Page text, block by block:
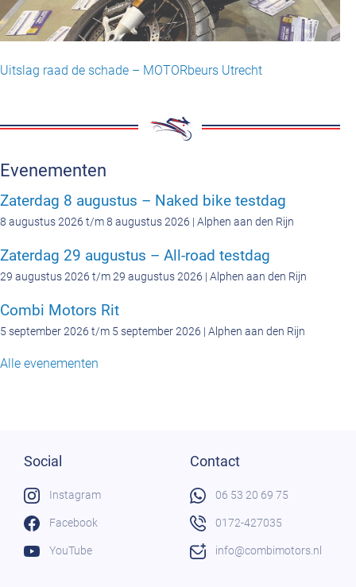
Uitslag raad de schade – MOTORbeurs Utrecht
Evenementen
Zaterdag 8 augustus – Naked bike testdag
8 augustus 2026 t/m 8 augustus 2026 | Alphen aan den Rijn
Zaterdag 29 augustus – All-road testdag
29 augustus 2026 t/m 29 augustus 2026 | Alphen aan den Rijn
Combi Motors Rit
5 september 2026 t/m 5 september 2026 | Alphen aan den Rijn
Alle evenementen
Social
Instagram
Facebook
YouTube
Contact
06 53 20 69 75
0172-427035
info@combimotors.nl